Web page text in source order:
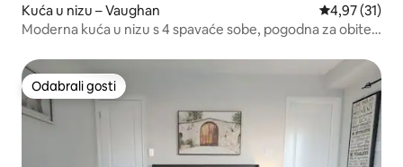
Kuća u nizu – Vaughan Prosječna
4,97 (31)
Moderna kuća u nizu s 4 spavaće sobe, pogodna za obitelj
Odabrali gosti
Odabrali gosti